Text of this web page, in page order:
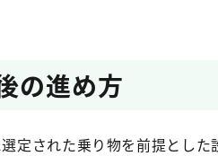
の進め方
定された乗り物を前提とした